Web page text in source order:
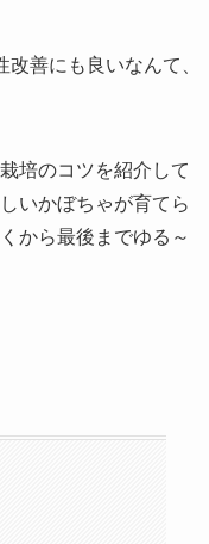
善にも良いなんて、
培のコツを紹介して
いかぼちゃが育てら
から最後までゆる～